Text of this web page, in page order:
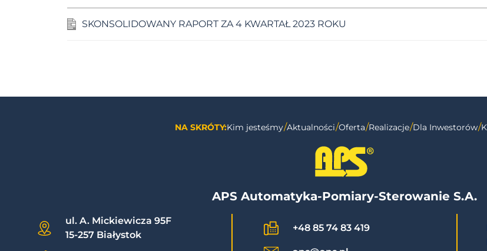
SKONSOLIDOWANY RAPORT ZA 4 KWARTAŁ 2023 ROKU
NA SKRÓTY:Kim jesteśmy Aktualności Oferta Realizacje Dla Inwestorów
APS Automatyka-Pomiary-Sterowanie S.A.
ul. A. Mickiewicza 95F
15-257 Białystok
+48 85 74 83 419